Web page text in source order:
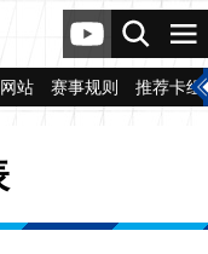
站 赛事规则 推荐卡组